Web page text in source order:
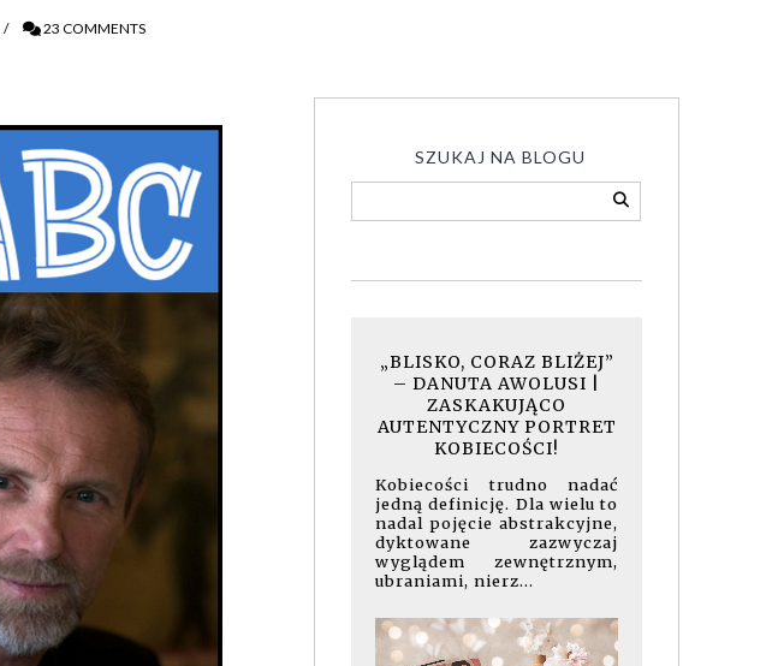
/ 23 COMMENTS
SZUKAJ NA BLOGU
„BLISKO, CORAZ BLIŻEJ”
– DANUTA AWOLUSI |
ZASKAKUJĄCO
AUTENTYCZNY PORTRET
KOBIECOŚCI!
Kobiecości trudno nadać
jedną definicję. Dla wielu to
nadal pojęcie abstrakcyjne,
dyktowane zazwyczaj
wyglądem zewnętrznym,
ubraniami, nierz...